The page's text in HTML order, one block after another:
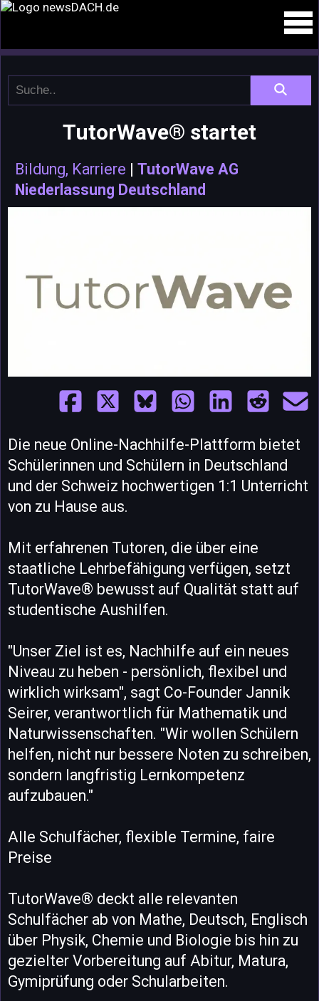
TutorWave® startet
Bildung, Karriere | TutorWave AG
Niederlassung Deutschland
Die neue Online-Nachhilfe-Plattform bietet
Schülerinnen und Schülern in Deutschland
und der Schweiz hochwertigen 1:1 Unterricht
von zu Hause aus.
Mit erfahrenen Tutoren, die über eine
staatliche Lehrbefähigung verfügen, setzt
TutorWave® bewusst auf Qualität statt auf
studentische Aushilfen.
"Unser Ziel ist es, Nachhilfe auf ein neues
Niveau zu heben - persönlich, flexibel und
wirklich wirksam", sagt Co-Founder Jannik
Seirer, verantwortlich für Mathematik und
Naturwissenschaften. "Wir wollen Schülern
helfen, nicht nur bessere Noten zu schreiben,
sondern langfristig Lernkompetenz
aufzubauen."
Alle Schulfächer, flexible Termine, faire
Preise
TutorWave® deckt alle relevanten
Schulfächer ab von Mathe, Deutsch, Englisch
über Physik, Chemie und Biologie bis hin zu
gezielter Vorbereitung auf Abitur, Matura,
Gymiprüfung oder Schularbeiten.